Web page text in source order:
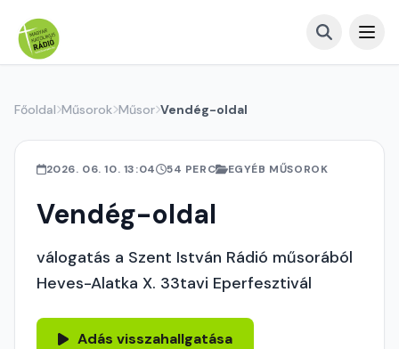
Főoldal Műsorok Műsor Vendég-oldal
2026. 06. 10. 13:04 54 PERC EGYÉB MŰSOROK
Vendég-oldal
válogatás a Szent István Rádió műsorából
Heves-Alatka X. 33tavi Eperfesztivál
Adás visszahallgatása